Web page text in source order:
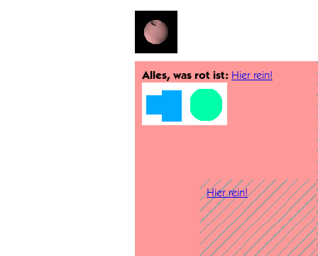
Alles, was rot ist: Hier rein!
Hier rein!